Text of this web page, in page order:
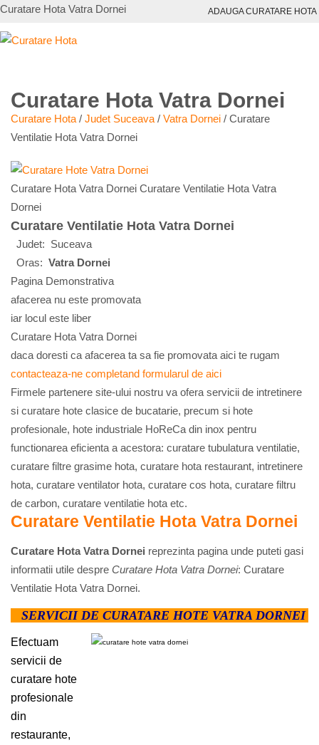
Curatare Hota Vatra Dornei ADAUGA CURATARE HOTA
Curatare Hota Vatra Dornei
Curatare Hota / Judet Suceava / Vatra Dornei / Curatare
Ventilatie Hota Vatra Dornei
Curatare Hota Vatra Dornei Curatare Ventilatie Hota Vatra
Dornei
Curatare Ventilatie Hota Vatra Dornei
Judet: Suceava
Oras: Vatra Dornei
Pagina Demonstrativa
afacerea nu este promovata
iar locul este liber
Curatare Hota Vatra Dornei
daca doresti ca afacerea ta sa fie promovata aici te rugam
contacteaza-ne completand formularul de aici
Firmele partenere site-ului nostru va ofera servicii de intretinere
si curatare hote clasice de bucatarie, precum si hote
profesionale, hote industriale HoReCa din inox pentru
functionarea eficienta a acestora: curatare tubulatura ventilatie,
curatare filtre grasime hota, curatare hota restaurant, intretinere
hota, curatare ventilator hota, curatare cos hota, curatare filtru
de carbon, curatare ventilatie hota etc.
Curatare Ventilatie Hota Vatra Dornei
Curatare Hota Vatra Dornei reprezinta pagina unde puteti gasi
informatii utile despre Curatare Hota Vatra Dornei: Curatare
Ventilatie Hota Vatra Dornei.
SERVICII DE CURATARE HOTE VATRA DORNEI
Efectuam
servicii de
curatare hote
profesionale
din
restaurante,